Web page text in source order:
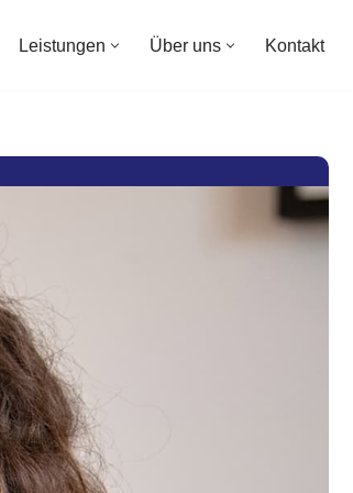
Leistungen Über uns Kontakt